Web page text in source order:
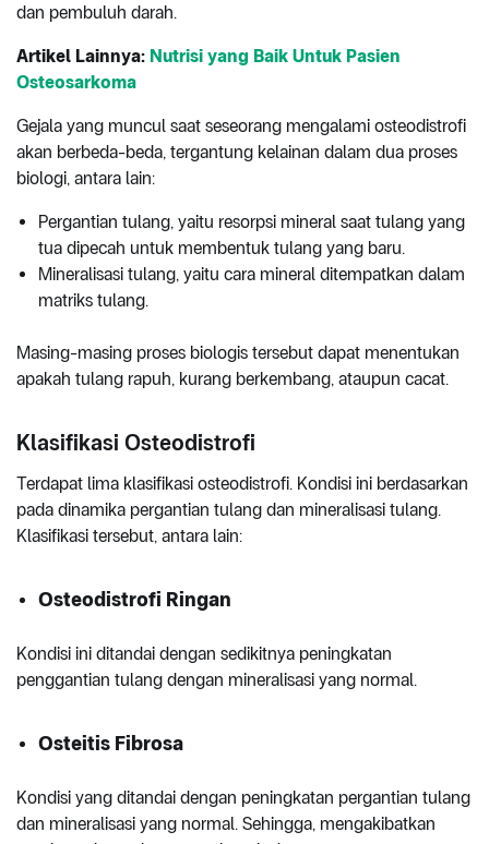
dan pembuluh darah.
Artikel Lainnya: Nutrisi yang Baik Untuk Pasien
Osteosarkoma
Gejala yang muncul saat seseorang mengalami osteodistrofi
akan berbeda-beda, tergantung kelainan dalam dua proses
biologi, antara lain:
Pergantian tulang, yaitu resorpsi mineral saat tulang yang
tua dipecah untuk membentuk tulang yang baru.
Mineralisasi tulang, yaitu cara mineral ditempatkan dalam
matriks tulang.
Masing-masing proses biologis tersebut dapat menentukan
apakah tulang rapuh, kurang berkembang, ataupun cacat.
Klasifikasi Osteodistrofi
Terdapat lima klasifikasi osteodistrofi. Kondisi ini berdasarkan
pada dinamika pergantian tulang dan mineralisasi tulang.
Klasifikasi tersebut, antara lain:
Osteodistrofi Ringan
Kondisi ini ditandai dengan sedikitnya peningkatan
penggantian tulang dengan mineralisasi yang normal.
Osteitis Fibrosa
Kondisi yang ditandai dengan peningkatan pergantian tulang
dan mineralisasi yang normal. Sehingga, mengakibatkan